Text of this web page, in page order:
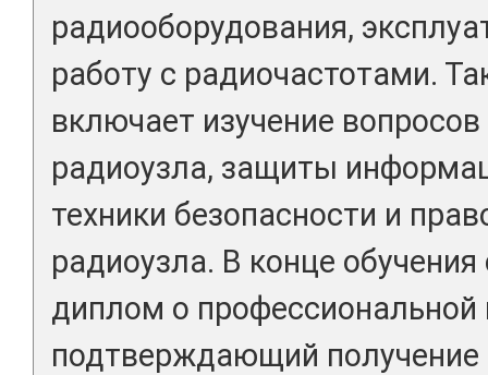
радиооборудования,
работу с радиочастотами.
включает изучение
радиоузла, защиты
техники безопасности и
радиоузла. В конце
диплом о профессиональной
подтверждающий